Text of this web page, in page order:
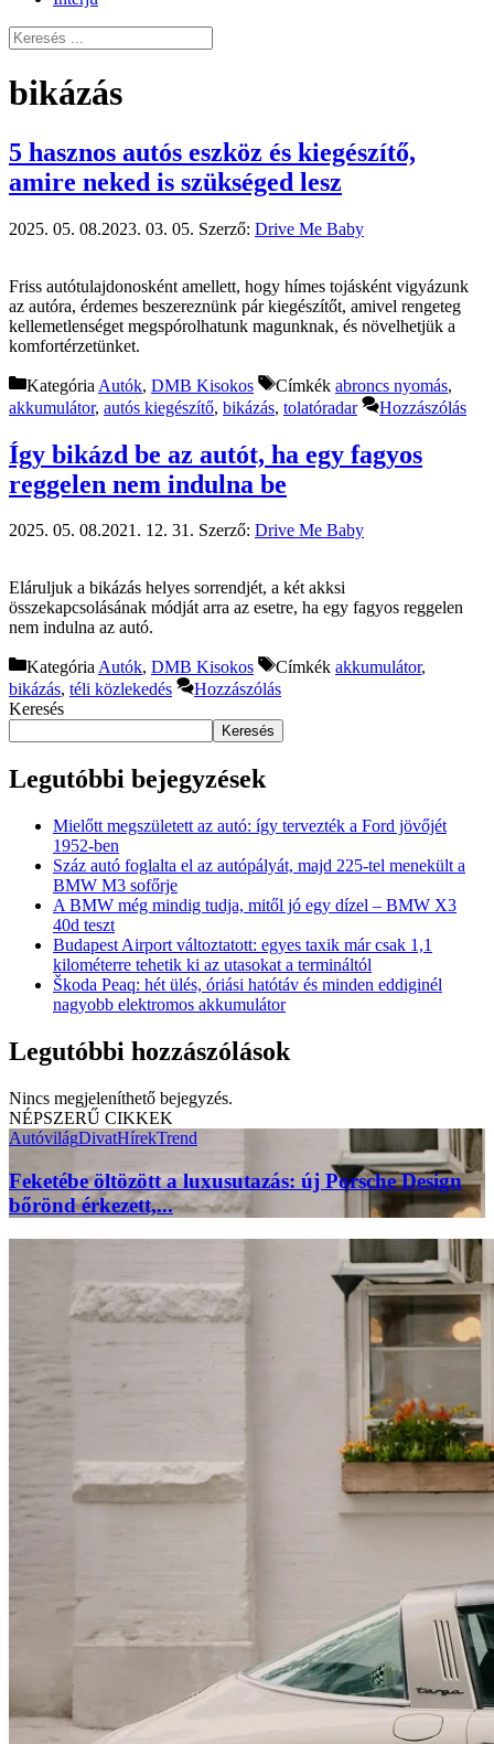
bikázás
5 hasznos autós eszköz és kiegészítő,
amire neked is szükséged lesz
2025. 05. 08.2023. 03. 05. Szerző: Drive Me Baby
Friss autótulajdonosként amellett, hogy hímes tojásként vigyázunk
az autóra, érdemes beszereznünk pár kiegészítőt, amivel rengeteg
kellemetlenséget megspórolhatunk magunknak, és növelhetjük a
komfortérzetünket.
Kategória Autók, DMB Kisokos Címkék abroncs nyomás,
akkumulátor, autós kiegészítő, bikázás, tolatóradar Hozzászólás
Így bikázd be az autót, ha egy fagyos
reggelen nem indulna be
2025. 05. 08.2021. 12. 31. Szerző: Drive Me Baby
Eláruljuk a bikázás helyes sorrendjét, a két akksi
összekapcsolásának módját arra az esetre, ha egy fagyos reggelen
nem indulna az autó.
KategóriaAutók, DMB Kisokos Címkék akkumulátor,
bikázás, téli közlekedés
Hozzászólás
Keresés
Keresés
Legutóbbi bejegyzések
Mielőtt megszületett az autó: így tervezték a Ford jövőjét
1952-ben
Száz autó foglalta el az autópályát, majd 225-tel menekült a
BMW M3 sofőrje
A BMW még mindig tudja, mitől jó egy dízel – BMW X3
40d teszt
Budapest Airport változtatott: egyes taxik már csak 1,1
kilométerre tehetik ki az utasokat a termináltól
Škoda Peaq: hét ülés, óriási hatótáv és minden eddiginél
nagyobb elektromos akkumulátor
Legutóbbi hozzászólások
Nincs megjeleníthető bejegyzés.
NÉPSZERŰ CIKKEK
AutóvilágDivatHírekTrend
Feketébe öltözött a luxusutazás: új Porsche Design
bőrönd érkezett,...